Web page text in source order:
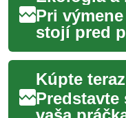
Pri
stojí pred
než len
model
súvisiace s